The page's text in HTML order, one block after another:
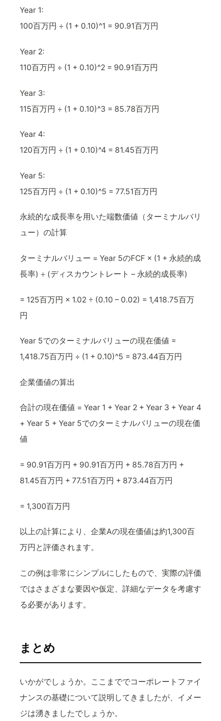
Year 1:
100百万円 ÷ (1 + 0.10)^1 = 90.91百万円
Year 2:
110百万円 ÷ (1 + 0.10)^2 = 90.91百万円
Year 3:
115百万円 ÷ (1 + 0.10)^3 = 85.78百万円
Year 4:
120百万円 ÷ (1 + 0.10)^4 = 81.45百万円
Year 5:
125百万円 ÷ (1 + 0.10)^5 = 77.51百万円
永続的な成長率を用いた端数価値（ターミナルバリ
ュー）の計算
ターミナルバリュー = Year 5のFCF × (1 + 永続的成
長率) ÷ (ディスカウントレート – 永続的成長率)
= 125百万円 × 1.02 ÷ (0.10 – 0.02) = 1,418.75百万
円
Year 5でのターミナルバリューの現在価値 =
1,418.75百万円 ÷ (1 + 0.10)^5 = 873.44百万円
企業価値の算出
合計の現在価値 = Year 1 + Year 2 + Year 3 + Year 4
+ Year 5 + Year 5でのターミナルバリューの現在価
値
= 90.91百万円 + 90.91百万円 + 85.78百万円 +
81.45百万円 + 77.51百万円 + 873.44百万円
= 1,300百万円
以上の計算により、企業Aの現在価値は約1,300百
万円と評価されます。
この例は非常にシンプルにしたもので、実際の評価
ではさまざまな要因や仮定、詳細なデータを考慮す
る必要があります。
まとめ
いかがでしょうか。ここまででコーポレートファイ
ナンスの基礎について説明してきましたが、イメー
ジは湧きましたでしょうか。